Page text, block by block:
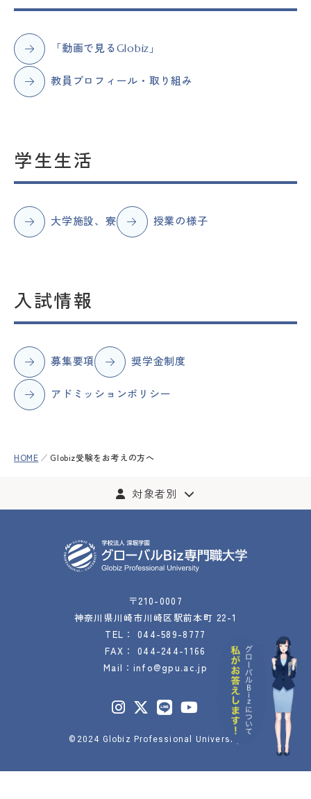
「動画で見るGlobiz」
教員プロフィール・取り組み
学生生活
大学施設、寮 授業の様子
入試情報
募集要項 奨学金制度
アドミッションポリシー
HOME Globiz受験をお考えの方へ
対象者別
〒210-0007
神奈川県川崎市川崎区駅前本町 22-1
TEL： 044-589-8777
FAX： 044-244-1166
Mail： info@gpu.ac.jp
©2024 Globiz Professional University